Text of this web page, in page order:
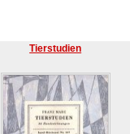
Tierstudien